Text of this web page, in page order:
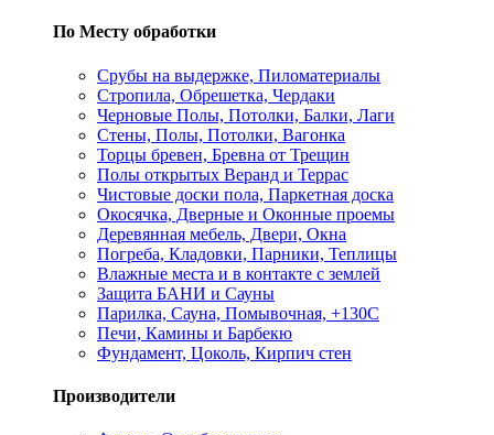
По Месту обработки
Срубы на выдержке, Пиломатериалы
Стропила, Обрешетка, Чердаки
Черновые Полы, Потолки, Балки, Лаги
Стены, Полы, Потолки, Вагонка
Торцы бревен, Бревна от Трещин
Полы открытых Веранд и Террас
Чистовые доски пола, Паркетная доска
Окосячка, Дверные и Оконные проемы
Деревянная мебель, Двери, Окна
Погреба, Кладовки, Парники, Теплицы
Влажные места и в контакте с землей
Защита БАНИ и Сауны
Парилка, Сауна, Помывочная, +130С
Печи, Камины и Барбекю
Фундамент, Цоколь, Кирпич стен
Производители